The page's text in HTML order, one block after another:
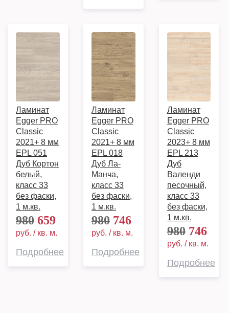
Ламинат
Egger PRO
Classic
2021+ 8 мм
EPL 051
Дуб Кортон
белый,
класс 33
без фаски,
1 м.кв.
980 659
руб. / кв. м.
Подробнее
Ламинат
Egger PRO
Classic
2021+ 8 мм
EPL 018
Дуб Ла-
Манча,
класс 33
без фаски,
1 м.кв.
980746
руб. / кв. м.
Подробнее
Ламинат
Egger PRO
Classic
2023+ 8 мм
EPL 213
Дуб
Валенди
песочный,
класс 33
без фаски,
1 м.кв.
980746
руб. / кв. м.
Подробнее